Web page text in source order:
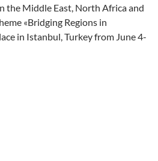
the Middle East, North Africa and
«Bridging Regions in
in Istanbul, Turkey from June 4-